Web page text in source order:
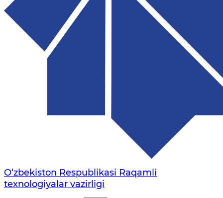
O‘zbekiston Respublikasi Raqamli
texnologiyalar vazirligi